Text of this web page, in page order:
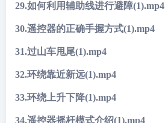
29.如何利用辅助线进行避障(1).mp4
30.遥控器的正确手握方式(1).mp4
31.过山车甩尾(1).mp4
32.环绕靠近新远(1).mp4
33.环绕上升下降(1).mp4
34.遥控器摇杆模式介绍(1).mp4